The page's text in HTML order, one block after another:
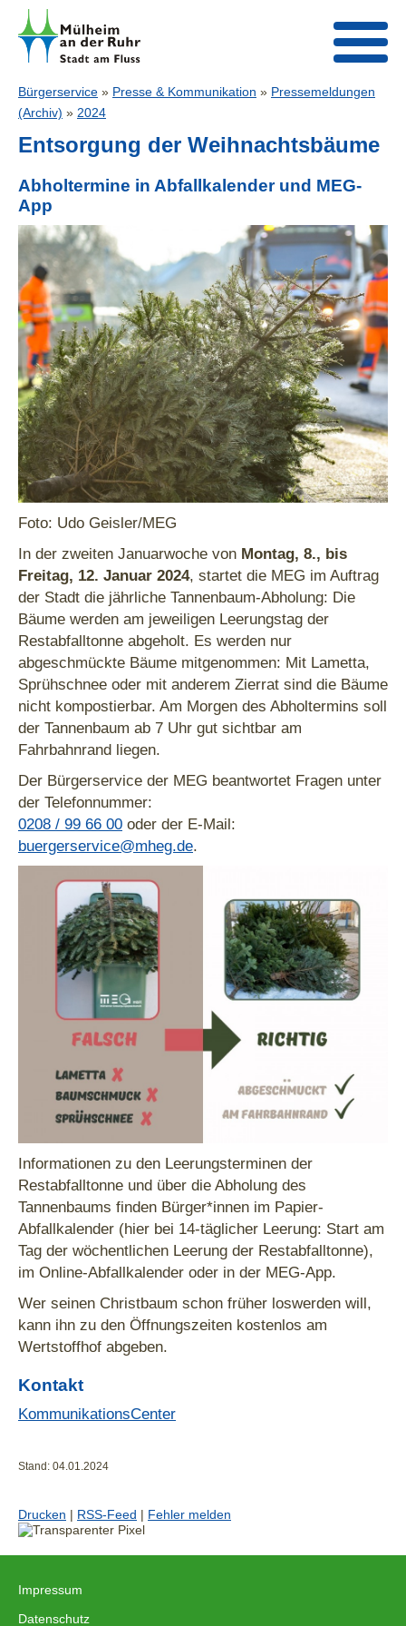
Bürgerservice » Presse & Kommunikation » Pressemeldungen
(Archiv) » 2024
Entsorgung der Weihnachtsbäume
Abholtermine in Abfallkalender und MEG-
App
Foto: Udo Geisler/MEG
In der zweiten Januarwoche von Montag, 8., bis
Freitag, 12. Januar 2024, startet die MEG im Auftrag
der Stadt die jährliche Tannenbaum-Abholung: Die
Bäume werden am jeweiligen Leerungstag der
Restabfalltonne abgeholt. Es werden nur
abgeschmückte Bäume mitgenommen: Mit Lametta,
Sprühschnee oder mit anderem Zierrat sind die Bäume
nicht kompostierbar. Am Morgen des Abholtermins soll
der Tannenbaum ab 7 Uhr gut sichtbar am
Fahrbahnrand liegen.
Der Bürgerservice der MEG beantwortet Fragen unter
der Telefonnummer:
0208 / 99 66 00 oder der E-Mail:
buergerservice@mheg.de.
Informationen zu den Leerungsterminen der
Restabfalltonne und über die Abholung des
Tannenbaums finden Bürger*innen im Papier-
Abfallkalender (hier bei 14-täglicher Leerung: Start am
Tag der wöchentlichen Leerung der Restabfalltonne),
im Online-Abfallkalender oder in der MEG-App.
Wer seinen Christbaum schon früher loswerden will,
kann ihn zu den Öffnungszeiten kostenlos am
Wertstoffhof abgeben.
Kontakt
KommunikationsCenter
Stand: 04.01.2024
Drucken | RSS-Feed | Fehler melden
Impressum
Datenschutz